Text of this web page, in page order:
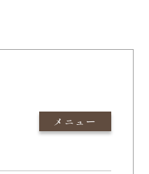
メニュー